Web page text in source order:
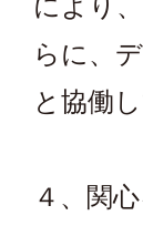
により
らに、
と協働
４、関